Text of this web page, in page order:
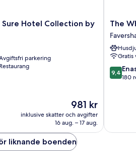
Sure Hotel Collection by
parkering
Restaurang
Priset
är
981 kr
981 kr
inklusive skatter och avgifter
16 aug. – 17 aug.
The
White
Horse
The
9.4
av
9,4
180
liknande boenden